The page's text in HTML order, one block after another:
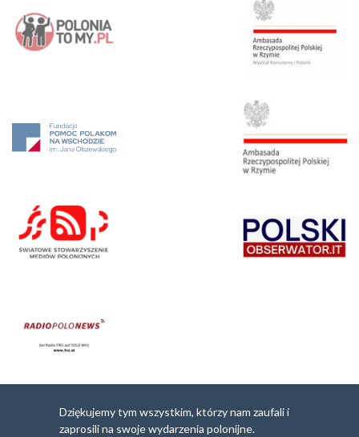
Dziękujemy tym wszystkim, którzy nam zaufali i
zaprosili na swoje wydarzenia polonijne.